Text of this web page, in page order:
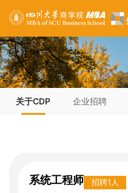
关于CDP 企业招聘
系统工程师 招聘1人